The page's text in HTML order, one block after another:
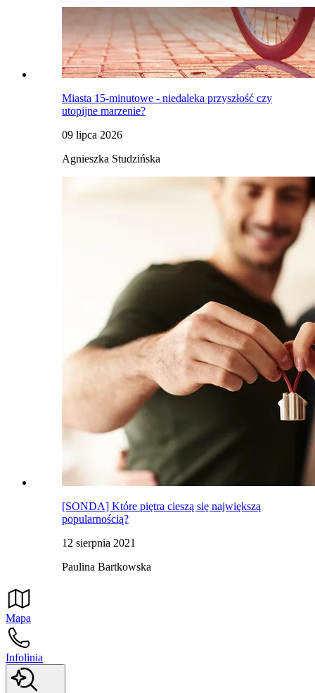
Miasta 15-minutowe - niedaleka przyszłość czy
utopijne marzenie?
09 lipca 2026
Agnieszka Studzińska
[SONDA] Które piętra cieszą się największą
popularnością?
12 sierpnia 2021
Paulina Bartkowska
Mapa
Infolinia